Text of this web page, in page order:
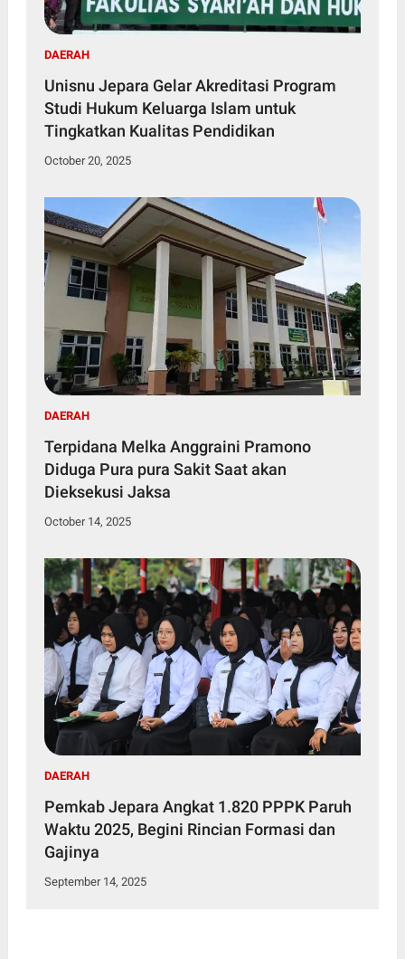
DAERAH
Unisnu Jepara Gelar Akreditasi Program
Studi Hukum Keluarga Islam untuk
Tingkatkan Kualitas Pendidikan
October 20, 2025
DAERAH
Terpidana Melka Anggraini Pramono
Diduga Pura pura Sakit Saat akan
Dieksekusi Jaksa
October 14, 2025
DAERAH
Pemkab Jepara Angkat 1.820 PPPK Paruh
Waktu 2025, Begini Rincian Formasi dan
Gajinya
September 14, 2025